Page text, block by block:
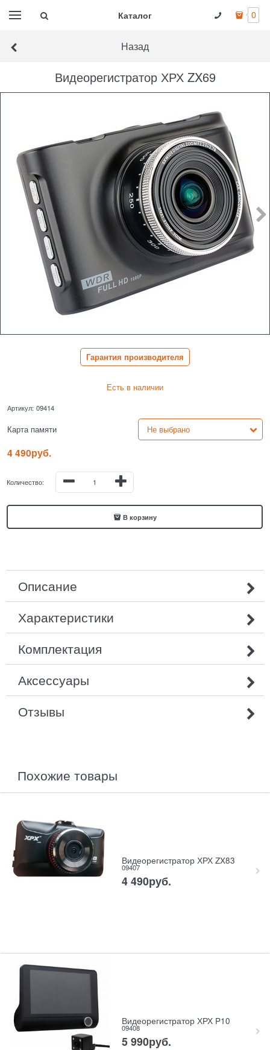
Каталог 0
Назад
Видеорегистратор ХРХ ZX69
Гарантия производителя
Есть в наличии
Артикул: 09414
Карта памяти
4 490руб.
Количество:
В корзину
Описание
Характеристики
Комплектация
Аксессуары
Отзывы
похожие товары
Видеорегистратор ХРХ ZX83
09407
4 490руб.
Видеорегистратор ХРХ P10
09408
5 990руб.